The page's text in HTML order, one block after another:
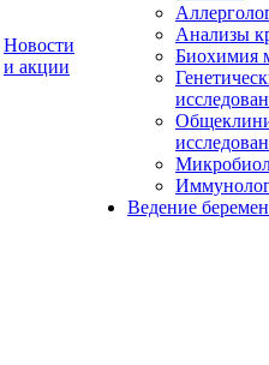
Новости
и акции
Анализы
Биохимия
Ведение